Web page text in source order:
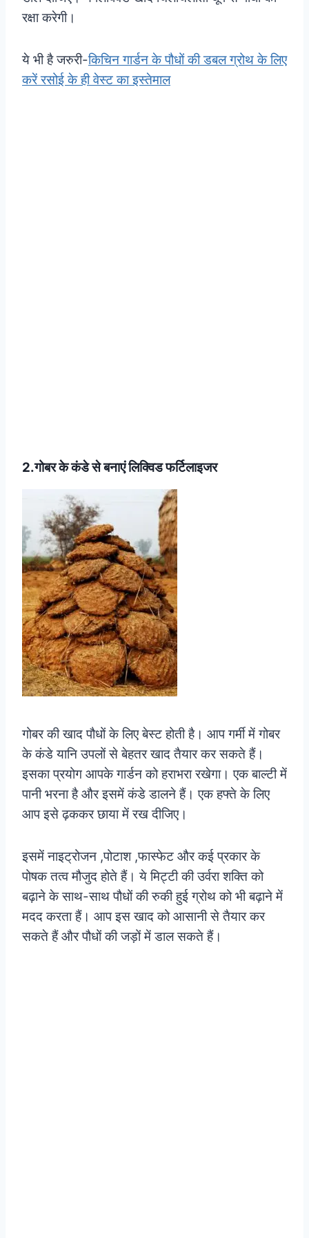
रक्षा करेगी।
ये भी है जरुरी-किचिन गार्डन के पौधों की डबल ग्रोथ के लिए
करें रसोई के ही वेस्ट का इस्तेमाल
2.गोबर के कंडे से बनाएं लिक्विड फर्टिलाइजर
गोबर की खाद पौधों के लिए बेस्ट होती है। आप गर्मी में गोबर
के कंडे यानि उपलों से बेहतर खाद तैयार कर सकते हैं।
इसका प्रयोग आपके गार्डन को हराभरा रखेगा। एक बाल्टी में
पानी भरना है और इसमें कंडे डालने हैं। एक हफ्ते के लिए
आप इसे ढ़ककर छाया में रख दीजिए।
इसमें नाइट्रोजन ,पोटाश ,फास्फेट और कई प्रकार के
पोषक तत्व मौजुद होते हैं। ये मिट्टी की उर्वरा शक्ति को
बढ़ाने के साथ-साथ पौधों की रुकी हुई ग्रोथ को भी बढ़ाने में
मदद करता हैं। आप इस खाद को आसानी से तैयार कर
सकते हैं और पौधों की जड़ों में डाल सकते हैं।